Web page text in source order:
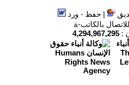
|حفظ - ورد
للاتصال بالكاتب-ة
:
4,294,967,295